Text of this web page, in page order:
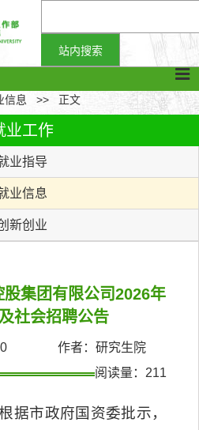
信息 >> 正文
业工作
业指导
业信息
新创业
集团有限公司2026年
社会招聘公告
作者：研究生院
阅读量： 211
据市政府国资委批示，